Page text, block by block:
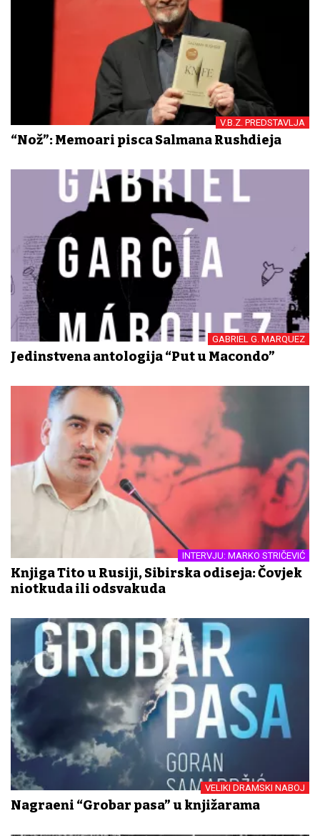
V.B.Z. PREDSTAVLJA
“Nož”: Memoari pisca Salmana Rushdieja
GABRIEL G. MARQUEZ
Jedinstvena antologija “Put u Macondo”
INTERVJU: MARKO STRIČEVIĆ
Knjiga Tito u Rusiji, Sibirska odiseja: Čovjek
niotkuda ili odsvakuda
VELIKI DRAMSKI NABOJ
Nagrađeni “Grobar pasa” u knjižarama